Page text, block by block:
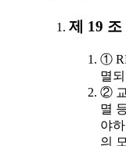
제 19
①
멸
② 교
멸
야
의